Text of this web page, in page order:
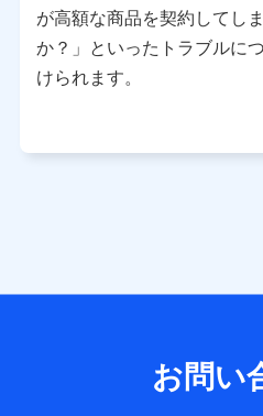
理」の設定状態にかかわらず、
※ dポイントクラブ会員ではな
日以降、一度もdポイントクラ
個人データは、こちら の利用
用します。
サービス提供等を通じて取得し
が高額な商品を契約してし
か？」といったトラブルに
けられます。
お問い